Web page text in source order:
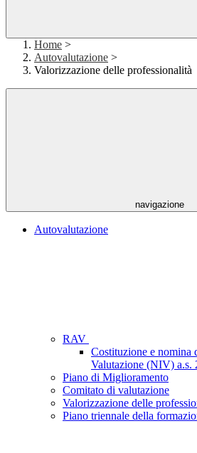
Home >
Autovalutazione >
Valorizzazione delle professionalità
navigazione
Autovalutazione
RAV
Costituzione e nomina
Valutazione (NIV) a.s.
Piano di Miglioramento
Comitato di valutazione
Valorizzazione delle
Piano triennale della